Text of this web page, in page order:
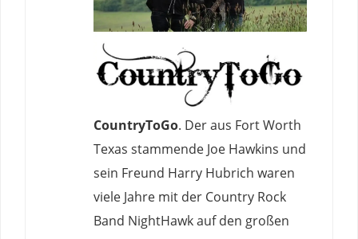
CountryToGo. Der aus Fort Worth
Texas stammende Joe Hawkins und
sein Freund Harry Hubrich waren
viele Jahre mit der Country Rock
Band NightHawk auf den großen